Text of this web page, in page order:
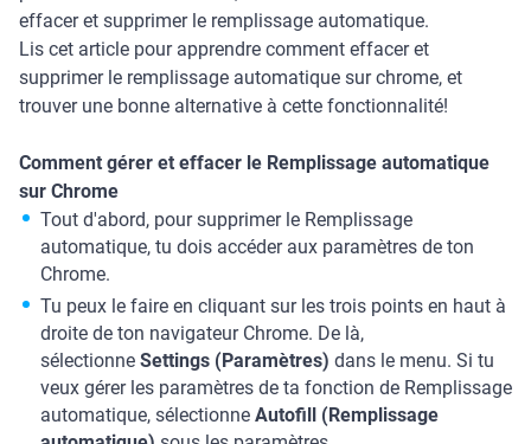
effacer et supprimer le remplissage automatique.
Lis cet article pour apprendre comment effacer et
supprimer le remplissage automatique sur chrome, et
trouver une bonne alternative à cette fonctionnalité!
Comment gérer et effacer le Remplissage automatique
sur Chrome
Tout d'abord, pour supprimer le Remplissage
automatique, tu dois accéder aux paramètres de ton
Chrome.
Tu peux le faire en cliquant sur les trois points en haut à
droite de ton navigateur Chrome. De là,
sélectionne Settings (Paramètres) dans le menu. Si tu
veux gérer les paramètres de ta fonction de Remplissage
automatique, sélectionne Autofill (Remplissage